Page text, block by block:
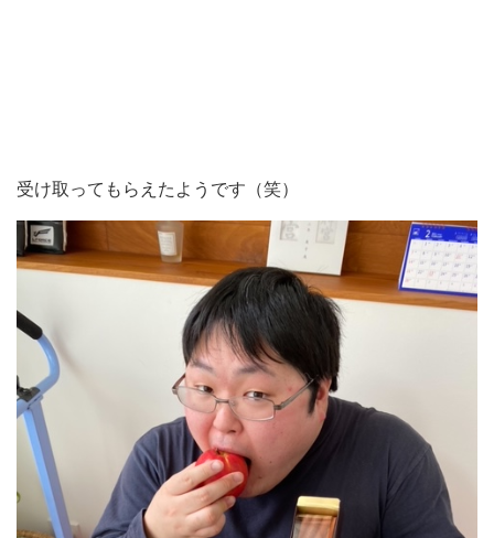
受け取ってもらえたようです（笑）